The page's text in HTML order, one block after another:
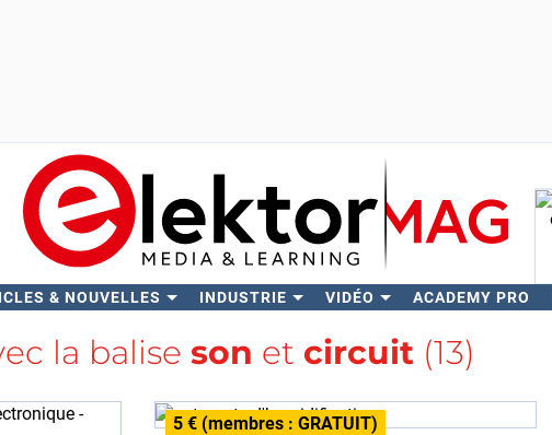
& NOUVELLES INDUSTRIE VIDÉO ACADEMY PRO
la balise son et circuit(13)
5 € (membres : GRATUIT)